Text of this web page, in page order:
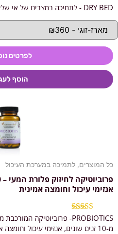
לפרטים
הוסף
DRY BED - לתמיכה במצבים של אי שליטה בסוגרים וקושי להתאפק.
דורג 5.00
כל המוצרים, לתמיכה במערכת העיכול
אנזימי עיכול וחומצה אמינית
מ-10 זנים שונים, אנזימי עיכול וחומצה אמינית! התומכים באיזון...
דורג5.00
מתוך 5